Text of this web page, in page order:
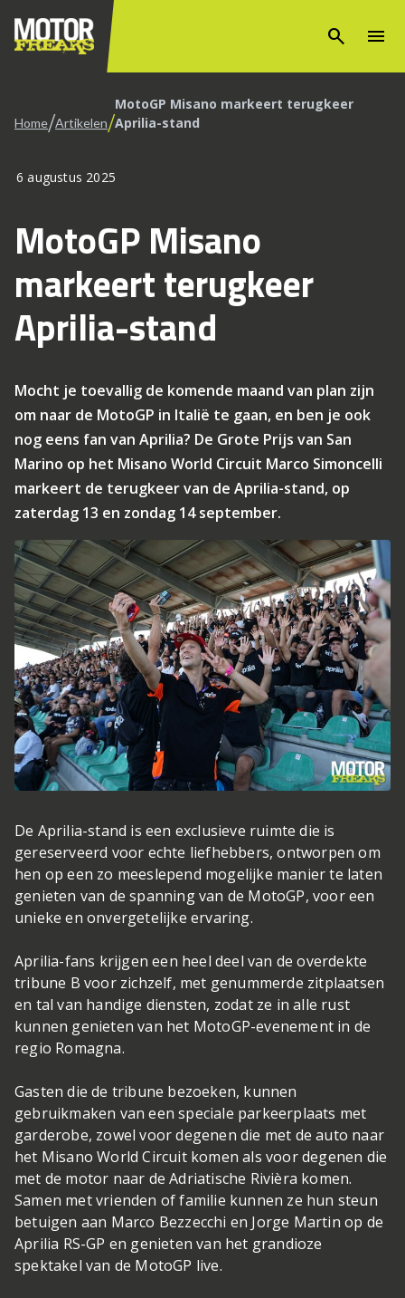
search menu
Home/Artikelen/MotoGP Misano markeert terugkeer
Aprilia-stand
6 augustus 2025
MotoGP Misano
markeert terugkeer
Aprilia-stand
Mocht je toevallig de komende maand van plan zijn
om naar de MotoGP in Italië te gaan, en ben je ook
nog eens fan van Aprilia? De Grote Prijs van San
Marino op het Misano World Circuit Marco Simoncelli
markeert de terugkeer van de Aprilia-stand, op
zaterdag 13 en zondag 14 september.
De Aprilia-stand is een exclusieve ruimte die is
gereserveerd voor echte liefhebbers, ontworpen om
hen op een zo meeslepend mogelijke manier te laten
genieten van de spanning van de MotoGP, voor een
unieke en onvergetelijke ervaring.
Aprilia-fans krijgen een heel deel van de overdekte
tribune B voor zichzelf, met genummerde zitplaatsen
en tal van handige diensten, zodat ze in alle rust
kunnen genieten van het MotoGP-evenement in de
regio Romagna.
Gasten die de tribune bezoeken, kunnen
gebruikmaken van een speciale parkeerplaats met
garderobe, zowel voor degenen die met de auto naar
het Misano World Circuit komen als voor degenen die
met de motor naar de Adriatische Rivièra komen.
Samen met vrienden of familie kunnen ze hun steun
betuigen aan Marco Bezzecchi en Jorge Martin op de
Aprilia RS-GP en genieten van het grandioze
spektakel van de MotoGP live.